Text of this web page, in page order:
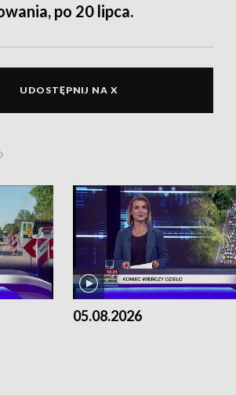
po 20 lipca.
UDOSTĘPNIJ NA X
05.08.2026